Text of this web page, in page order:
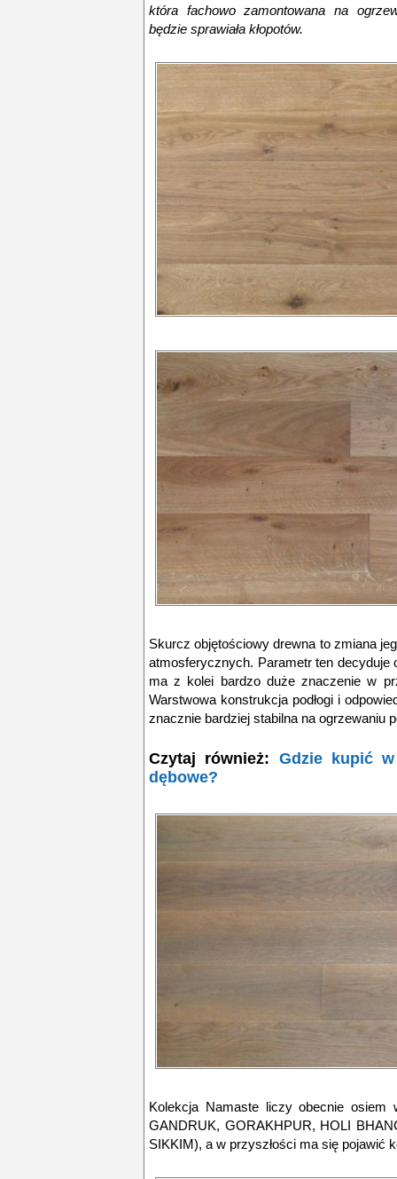
która fachowo zamontowana na
będzie sprawiała kłopotów.
Skurcz objętościowy drewna to zmiana
atmosferycznych. Parametr ten decyduje
ma z kolei bardzo duże znaczenie w
Warstwowa konstrukcja podłogi i
znacznie bardziej stabilna na ogrzewaniu
Czytaj również: Gdzie kupić
dębowe?
Kolekcja Namaste liczy obecnie osiem
GANDRUK, GORAKHPUR, HOLI
SIKKIM), a w przyszłości ma się pojawić